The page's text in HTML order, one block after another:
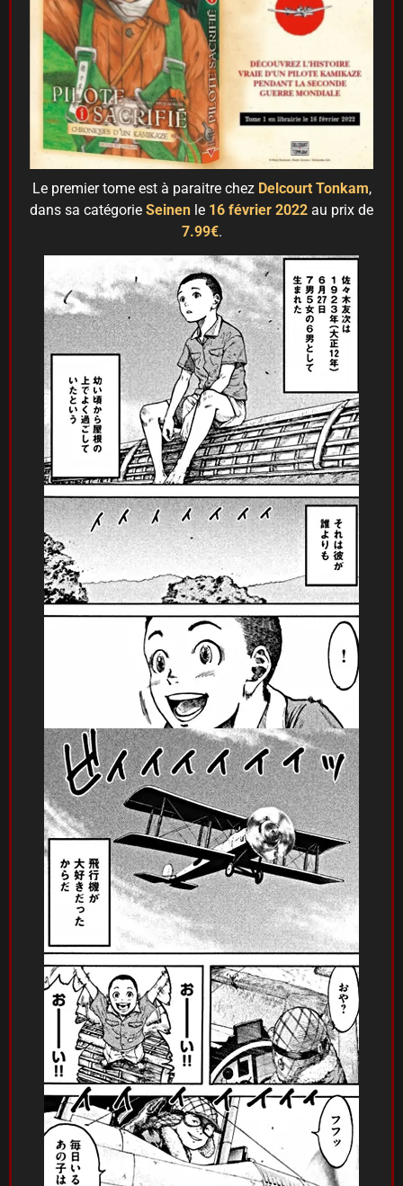
Le premier tome est à paraitre chez Delcourt Tonkam,
dans sa catégorie Seinen le 16 février 2022 au prix de
7.99€.